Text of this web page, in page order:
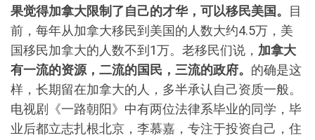
果觉得加拿大限制了自己的才华，可以移民美国。 目
前，每年从加拿大移民到美国的人数大约4.5万，美
国移民加拿大的人数不到1万。老移民们说， 加拿大
有一流的资源，二流的国民，三流的政府。 的确是这
样，长期留在加拿大的人，多半承认自己资质一般。
电视剧《一路朝阳》中有两位法律系毕业的同学，毕
业后都立志扎根北京，李慕嘉，专注于投资自己，住